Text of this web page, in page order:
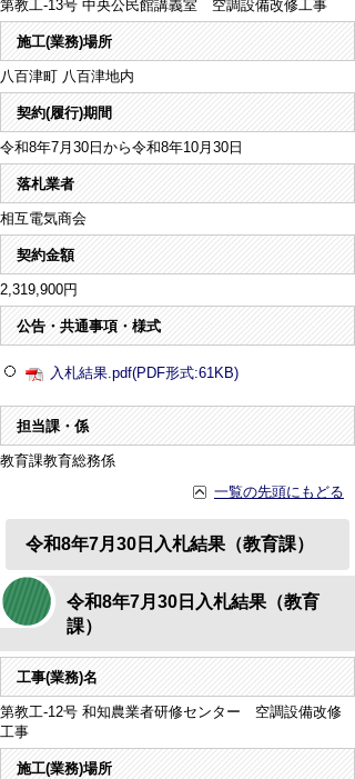
第教工-13号 中央公民館講義室 空調設備改修工事
施工(業務)場所
八百津町 八百津地内
契約(履行)期間
令和8年7月30日から令和8年10月30日
落札業者
相互電気商会
契約金額
2,319,900円
公告・共通事項・様式
入札結果.pdf(PDF形式:61KB)
担当課・係
教育課教育総務係
一覧の先頭にもどる
令和8年7月30日入札結果（教育課）
令和8年7月30日入札結果（教育
課）
工事(業務)名
第教工-12号 和知農業者研修センター 空調設備改修
工事
施工(業務)場所